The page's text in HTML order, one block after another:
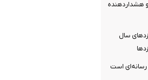
هشداردهنده
سال
است